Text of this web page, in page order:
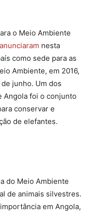
o Meio Ambiente
anunciaram nesta
como sede para as
Ambiente, em 2016,
junho. Um dos
Angola foi o conjunto
conservar e
de elefantes.
do Meio Ambiente
de animais silvestres.
em Angola,